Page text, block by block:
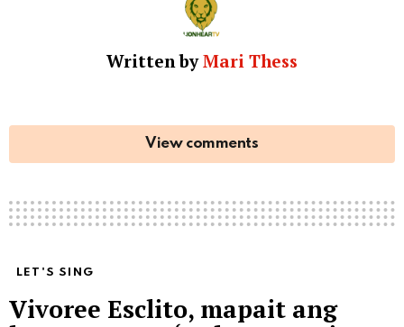
Written byMari Thess
View comments
LET'S SING
Vivoree Esclito, mapait ang